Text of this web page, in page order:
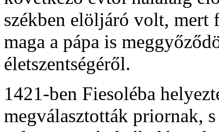
székben elöljáró volt, mert
maga a pápa is
életszentségéről.
1421-ben Fiesoléba
megválasztották priornak,